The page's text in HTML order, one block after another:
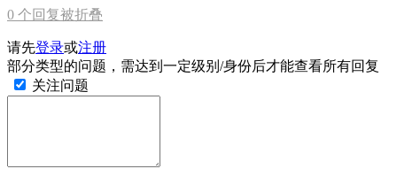
0 个回复被折叠
请先登录或注册
部分类型的问题，需达到一定级别/身份后才能查看所有回复
关注问题